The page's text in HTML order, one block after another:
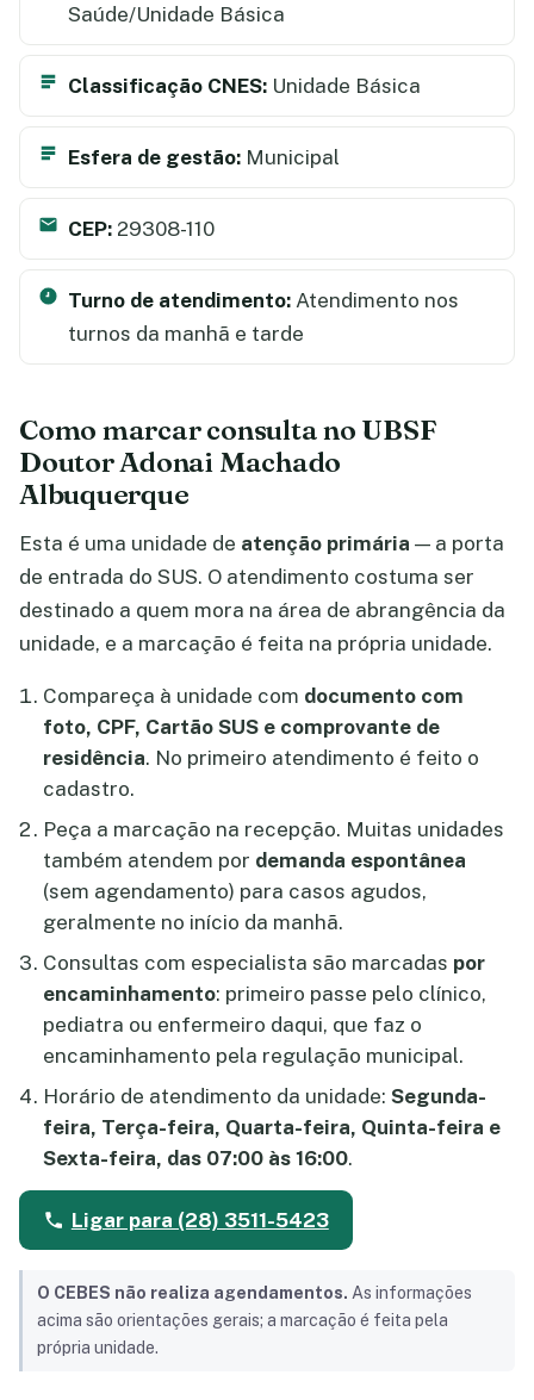
Saúde/Unidade Básica
Classificação CNES: Unidade Básica
Esfera de gestão: Municipal
CEP: 29308-110
Turno de atendimento: Atendimento nos
turnos da manhã e tarde
Como marcar consulta no UBSF
Doutor Adonai Machado
Albuquerque
Esta é uma unidade de atenção primária — a porta
de entrada do SUS. O atendimento costuma ser
destinado a quem mora na área de abrangência da
unidade, e a marcação é feita na própria unidade.
Compareça à unidade com documento com
foto, CPF, Cartão SUS e comprovante de
residência. No primeiro atendimento é feito o
cadastro.
Peça a marcação na recepção. Muitas unidades
também atendem por demanda espontânea
(sem agendamento) para casos agudos,
geralmente no início da manhã.
Consultas com especialista são marcadas por
encaminhamento: primeiro passe pelo clínico,
pediatra ou enfermeiro daqui, que faz o
encaminhamento pela regulação municipal.
Horário de atendimento da unidade: Segunda-
feira, Terça-feira, Quarta-feira, Quinta-feira e
Sexta-feira, das 07:00 às 16:00.
Ligar para (28) 3511-5423
O CEBES não realiza agendamentos. As informações
acima são orientações gerais; a marcação é feita pela
própria unidade.